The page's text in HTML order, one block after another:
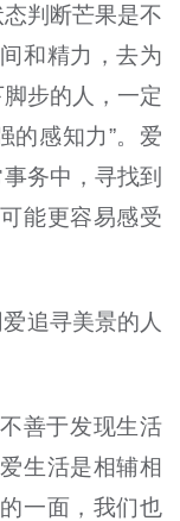
判断芒果是不
和精力，去为
步的人，一定
的感知力”。爱
务中，寻找到
能更容易感受
追寻美景的人
善于发现生活
生活是相辅相
一面，我们也